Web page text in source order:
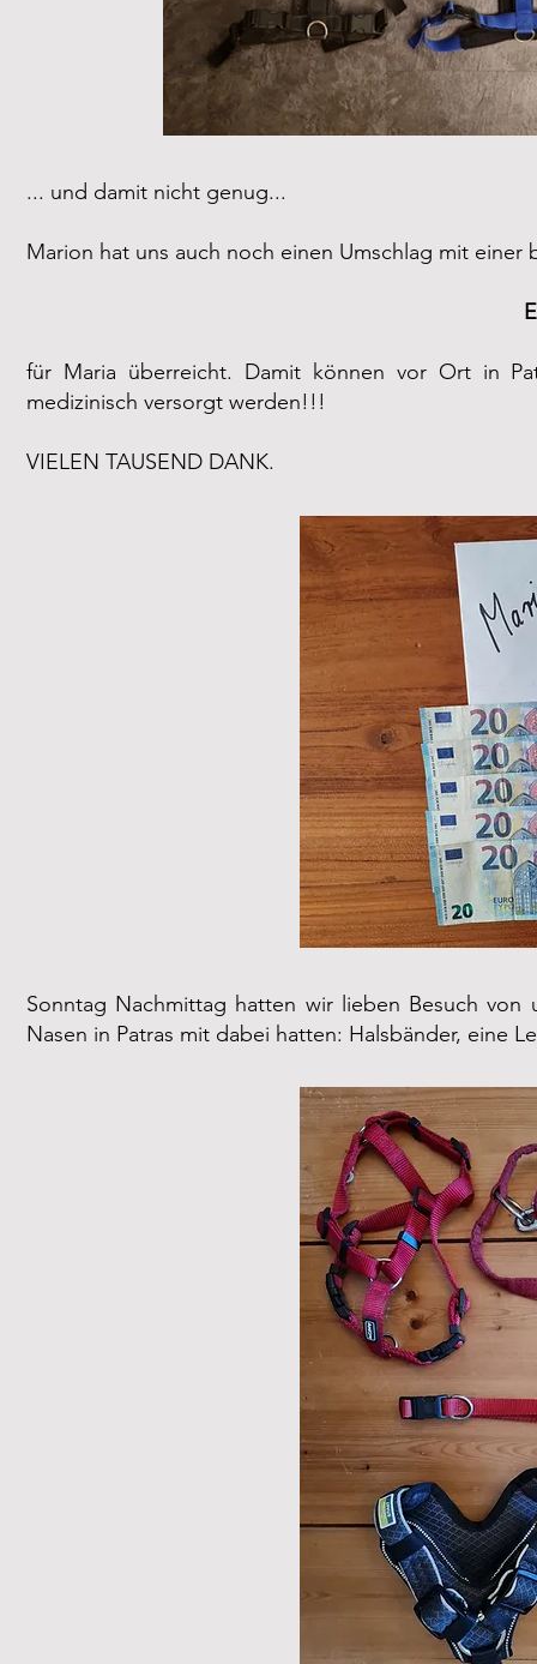
... und damit nicht genug...
Marion hat uns auch noch einen Umschlag mit
für Maria überreicht. Damit können vor Ort in
medizinisch versorgt werden!!!
VIELEN TAUSEND DANK.
Sonntag Nachmittag hatten wir lieben Besuch
Nasen in Patras mit dabei hatten: Halsbänder, eine